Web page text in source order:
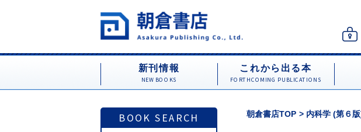
新刊情報
NEW BOOKS
これから出る本
FORTHCOMING PUBLICATIONS
BOOK SEARCH 朝倉書店TOP 内科学 (第６